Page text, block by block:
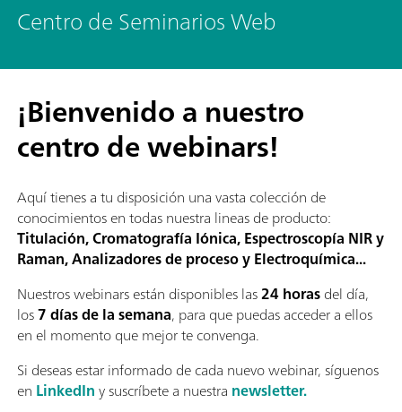
Centro de Seminarios Web
¡Bienvenido a nuestro
centro de webinars!
Aquí tienes a tu disposición una vasta colección de
conocimientos en todas nuestra lineas de producto:
Titulación, Cromatografía Iónica, Espectroscopía NIR y
Raman, Analizadores de proceso y Electroquímica...
Nuestros webinars están disponibles las24 horasdel día,
los7 días de la semana, para que puedas acceder a ellos
en el momento que mejor te convenga.
Si deseas estar informado de cada nuevo webinar, síguenos
en LinkedIny suscríbete a nuestra newsletter.